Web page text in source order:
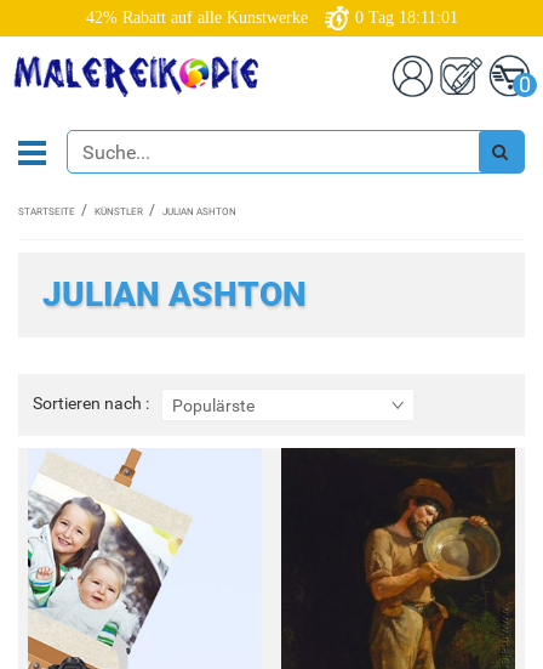
42% Rabatt auf alle Kunstwerke 0 Tag 18:11:00
0
STARTSEITE KÜNSTLER JULIAN ASHTON
JULIAN ASHTON
Sortieren nach : Populärste
Sortieren
nach